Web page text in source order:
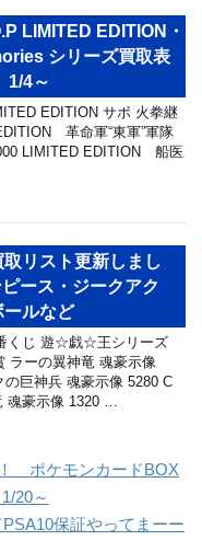
LIMITED EDITION・
シリーズ買取表
1/4～
EDITION サボ 火拳継
革命軍“東軍”軍隊
LIMITED EDITION 船医
リスト更新しまし
ース・ジークアク
ールなど
くじ 遊☆戯☆王シリーズ
ラーの翼神竜 魂豪示像
巨神兵 魂豪示像 5280 C
魂豪示像 1320 …
ポケモンカードBOX
20～
保証やってまーー